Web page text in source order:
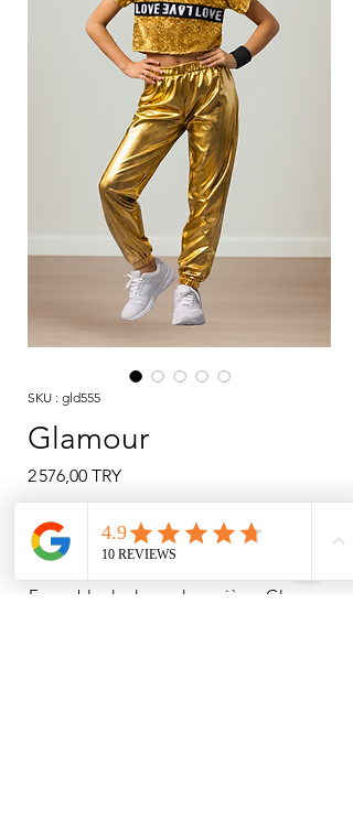
SKU : gld555
Glamour
2 576,00 TRYPrix
Rupture de stock
Ensemble de danse deux pièces Glamora